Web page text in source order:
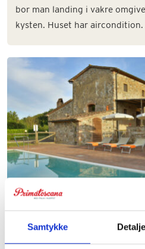
Samtykke
bor man landing i vakre
kysten. Huset har aircondition.
Villa Marittimo
Pen og sjarmerende steinvilla i